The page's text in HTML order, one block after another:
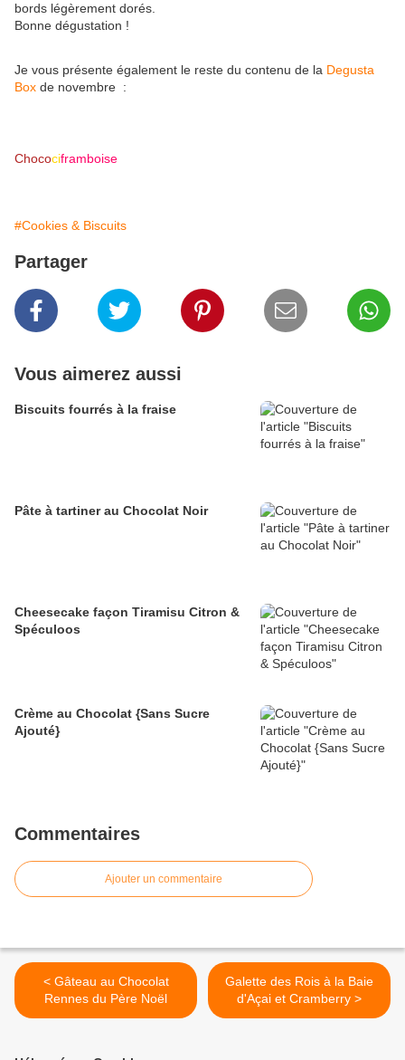
bords légèrement dorés.
Bonne dégustation !
Je vous présente également le reste du contenu de la Degusta
Box de novembre :
Chocociframboise
#Cookies & Biscuits
Partager
Vous aimerez aussi
Biscuits fourrés à la fraise
Pâte à tartiner au Chocolat Noir
Cheesecake façon Tiramisu Citron &
Spéculoos
Crème au Chocolat {Sans Sucre
Ajouté}
Commentaires
Ajouter un commentaire
< Gâteau au Chocolat
Rennes du Père Noël
Galette des Rois à la Baie
d'Açai et Cramberry >